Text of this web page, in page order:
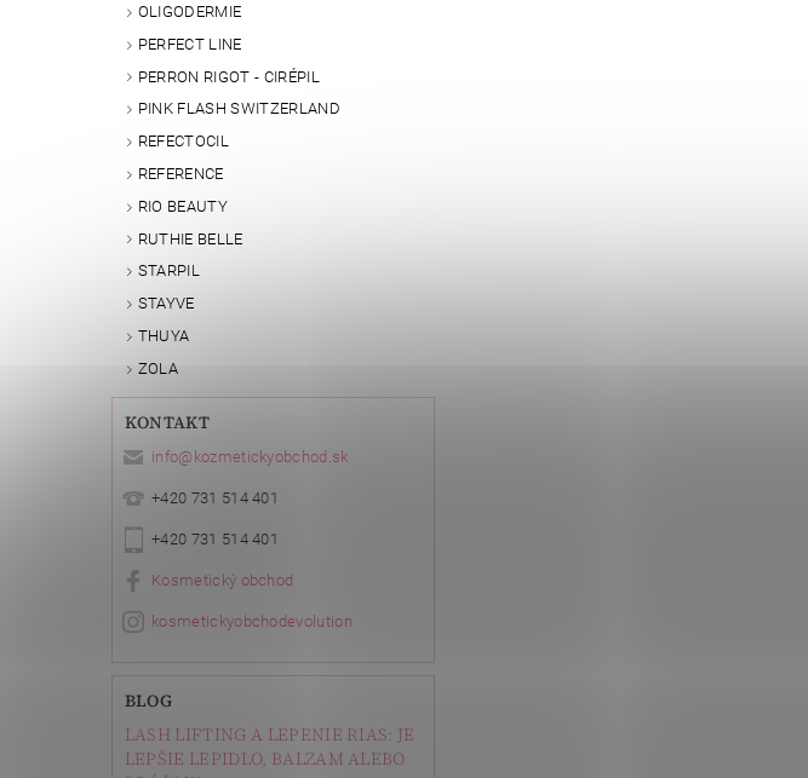
OLIGODERMIE
PERFECT LINE
PERRON RIGOT - CIRÉPIL
PINK FLASH SWITZERLAND
REFECTOCIL
REFERENCE
RIO BEAUTY
RUTHIE BELLE
STARPIL
STAYVE
THUYA
ZOLA
KONTAKT
info@ kozmetickyobchod.sk
+420 731 514 401
+420 731 514 401
Kosmetický obchod
kosmetickyobchodevolution
BLOG
LASH LIFTING A LEPENIE RIAS: JE
LEPŠIE LEPIDLO, BALZAM ALEBO